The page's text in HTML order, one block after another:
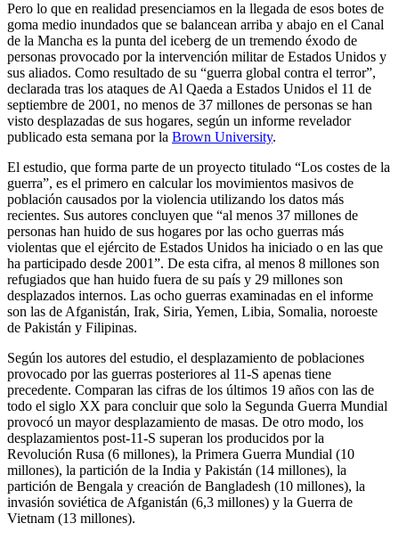
Pero lo que en realidad presenciamos en la llegada de esos botes de
goma medio inundados que se balancean arriba y abajo en el Canal
de la Mancha es la punta del iceberg de un tremendo éxodo de
personas provocado por la intervención militar de Estados Unidos y
sus aliados. Como resultado de su “guerra global contra el terror”,
declarada tras los ataques de Al Qaeda a Estados Unidos el 11 de
septiembre de 2001, no menos de 37 millones de personas se han
visto desplazadas de sus hogares, según un informe revelador
publicado esta semana por la Brown University.
El estudio, que forma parte de un proyecto titulado “Los costes de la
guerra”, es el primero en calcular los movimientos masivos de
población causados por la violencia utilizando los datos más
recientes. Sus autores concluyen que “al menos 37 millones de
personas han huido de sus hogares por las ocho guerras más
violentas que el ejército de Estados Unidos ha iniciado o en las que
ha participado desde 2001”. De esta cifra, al menos 8 millones son
refugiados que han huido fuera de su país y 29 millones son
desplazados internos. Las ocho guerras examinadas en el informe
son las de Afganistán, Irak, Siria, Yemen, Libia, Somalia, noroeste
de Pakistán y Filipinas.
Según los autores del estudio, el desplazamiento de poblaciones
provocado por las guerras posteriores al 11-S apenas tiene
precedente. Comparan las cifras de los últimos 19 años con las de
todo el siglo XX para concluir que solo la Segunda Guerra Mundial
provocó un mayor desplazamiento de masas. De otro modo, los
desplazamientos post-11-S superan los producidos por la
Revolución Rusa (6 millones), la Primera Guerra Mundial (10
millones), la partición de la India y Pakistán (14 millones), la
partición de Bengala y creación de Bangladesh (10 millones), la
invasión soviética de Afganistán (6,3 millones) y la Guerra de
Vietnam (13 millones).